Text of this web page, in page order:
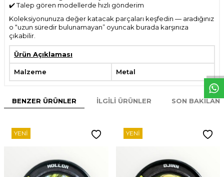
W
h
t
s
p
p
D
e
s
e
H
a
t
t
✔️ Talep gören modellerde hızlı gönderim
Koleksiyonunuza değer katacak parçaları keşfedin — aradığınız
o “uzun süredir bulunamayan” oyuncak burada karşınıza
çıkabilir.
Ürün Açıklaması
Malzeme Metal
BENZER ÜRÜNLER İLGILI ÜRÜNLER SON
YENI YENI